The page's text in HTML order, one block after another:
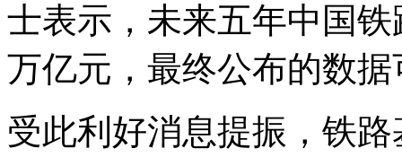
士表示，未来五年中国
万亿元，最终公布的数
受此利好消息提振，铁